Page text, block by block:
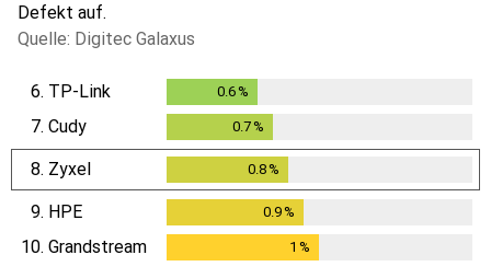
Defekt auf.
Quelle: Digitec Galaxus
6. TP-Link 0.6 %
7. Cudy 0.7 %
8. Zyxel 0.8 %
9. HPE 0.9%
10. Grandstream 1 %